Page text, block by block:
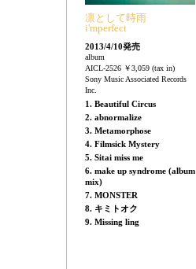
凛として時雨
i'mperfect
2013/4/10発売
album
AICL-2526 ￥3,059 (tax in)
Sony Music Associated Records
Inc.
1. Beautiful Circus
2. abnormalize
3. Metamorphose
4. Filmsick Mystery
5. Sitai miss me
6. make up syndrome (album
mix)
7. MONSTER
8. キミトオク
9. Missing ling